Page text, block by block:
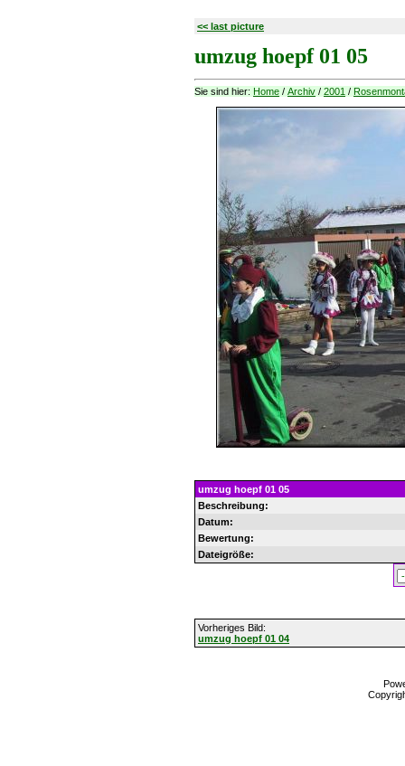
<< last picture
umzug hoepf 01 05
Sie sind hier: Home / Archiv / 2001 /
umzug hoepf 01 05
Beschreibung:
Datum:
Bewertung:
Dateigröße:
Vorheriges Bild:
umzug hoepf 01 04